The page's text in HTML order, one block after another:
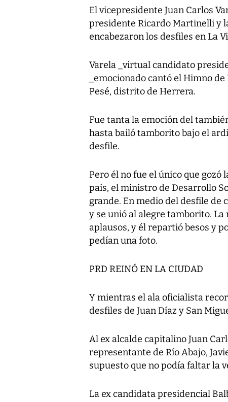
El vicepresidente Juan Carlos
presidente Ricardo Martinelli y
encabezaron los desfiles en La
Varela _virtual candidato
_emocionado cantó el Himno
Pesé, distrito de Herrera.
Fue tanta la emoción del
hasta bailó tamborito bajo el
desfile.
Pero él no fue el único que
país, el ministro de Desarrollo
grande. En medio del desfile de
y se unió al alegre tamborito.
aplausos, y él repartió besos y
pedían una foto.
PRD REINÓ EN LA CIUDAD
Y mientras el ala oficialista
desfiles de Juan Díaz y San
Al ex alcalde capitalino Juan
representante de Río Abajo,
supuesto que no podía faltar la
La ex candidata presidencial